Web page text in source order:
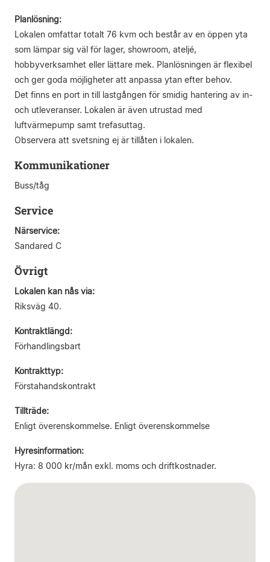
Planlösning:
Lokalen omfattar totalt 76 kvm och består av en öppen yta
som lämpar sig väl för lager, showroom, ateljé,
hobbyverksamhet eller lättare mek. Planlösningen är flexibel
och ger goda möjligheter att anpassa ytan efter behov.
Det finns en port in till lastgången för smidig hantering av in-
och utleveranser. Lokalen är även utrustad med
luftvärmepump samt trefasuttag.
Observera att svetsning ej är tillåten i lokalen.
Kommunikationer
Buss/tåg
Service
Närservice:
Sandared C
Övrigt
Lokalen kan nås via:
Riksväg 40.
Kontraktlängd:
Förhandlingsbart
Kontrakttyp:
Förstahandskontrakt
Tillträde:
Enligt överenskommelse. Enligt överenskommelse
Hyresinformation:
Hyra: 8 000 kr/mån exkl. moms och driftkostnader.